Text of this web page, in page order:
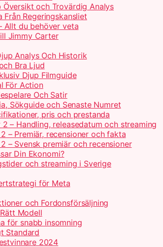
Översikt och Trovärdig Analys
Regeringskansliet
Allt du behöver veta
Jimmy Carter
Analys Och Historik
Bra Ljud
Djup Filmguide
För Action
Och Satir
Sökguide och Senaste Numret
pris och prestanda
– Handling, releasedatum och streaming
– Premiär, recensioner och fakta
– Svensk premiär och recensioner
Din Ekonomi?
och streaming i Sverige
för Meta
och Fordonsförsäljning
Modell
för snabb insomning
Standard
2024